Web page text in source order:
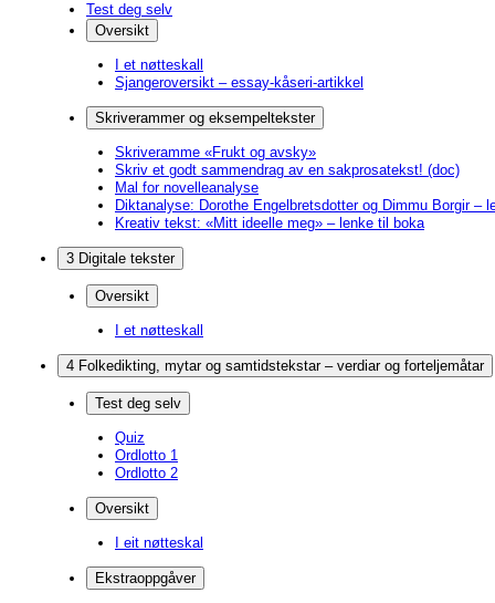
Test deg selv
Oversikt
I et nøtteskall
Sjangeroversikt – essay-kåseri-artikkel
Skriverammer og eksempeltekster
Skriveramme «Frukt og avsky»
Skriv et godt sammendrag av en sakprosatekst! (doc)
Mal for novelleanalyse
Diktanalyse: Dorothe Engelbretsdotter og Dimmu Borgir –
Kreativ tekst: «Mitt ideelle meg» – lenke til boka
3 Digitale tekster
Oversikt
I et nøtteskall
4 Folkedikting, mytar og samtidstekstar – verdiar og forteljemåtar
Test deg selv
Quiz
Ordlotto 1
Ordlotto 2
Oversikt
I eit nøtteskal
Ekstraoppgåver